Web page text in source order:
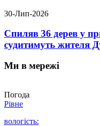
30-Лип-2026
Спиляв 36 дерев у
судитимуть жителя
Ми в мережі
Погода
Рівне
вологість: